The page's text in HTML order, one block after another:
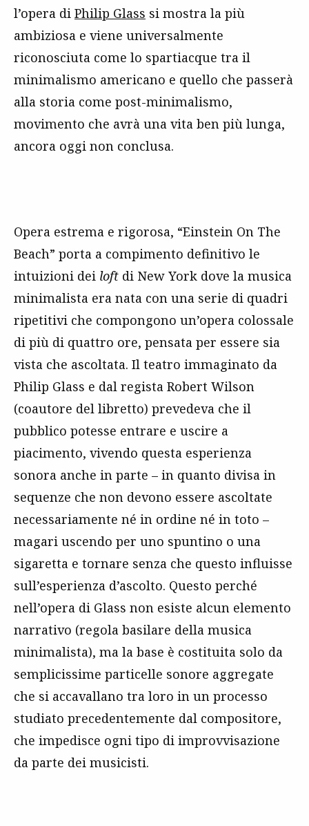
l’opera di Philip Glass si mostra la più
ambiziosa e viene universalmente
riconosciuta come lo spartiacque tra il
minimalismo americano e quello che passerà
alla storia come post-minimalismo,
movimento che avrà una vita ben più lunga,
ancora oggi non conclusa.
Opera estrema e rigorosa, “Einstein On The
Beach” porta a compimento definitivo le
intuizioni dei loft di New York dove la musica
minimalista era nata con una serie di quadri
ripetitivi che compongono un’opera colossale
di più di quattro ore, pensata per essere sia
vista che ascoltata. Il teatro immaginato da
Philip Glass e dal regista Robert Wilson
(coautore del libretto) prevedeva che il
pubblico potesse entrare e uscire a
piacimento, vivendo questa esperienza
sonora anche in parte – in quanto divisa in
sequenze che non devono essere ascoltate
necessariamente né in ordine né in toto –
magari uscendo per uno spuntino o una
sigaretta e tornare senza che questo influisse
sull’esperienza d’ascolto. Questo perché
nell’opera di Glass non esiste alcun elemento
narrativo (regola basilare della musica
minimalista), ma la base è costituita solo da
semplicissime particelle sonore aggregate
che si accavallano tra loro in un processo
studiato precedentemente dal compositore,
che impedisce ogni tipo di improvvisazione
da parte dei musicisti.